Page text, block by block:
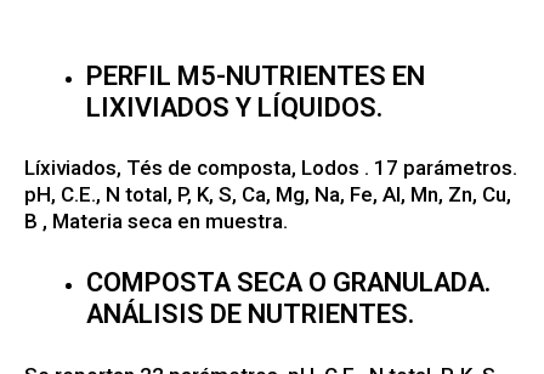
PERFIL M5-NUTRIENTES EN
LIXIVIADOS Y LÍQUIDOS.
Líxiviados, Tés de composta, Lodos . 17 parámetros.
pH, C.E., N total, P, K, S, Ca, Mg, Na, Fe, Al, Mn, Zn, Cu,
B , Materia seca en muestra.
COMPOSTA SECA O GRANULADA.
ANÁLISIS DE NUTRIENTES.